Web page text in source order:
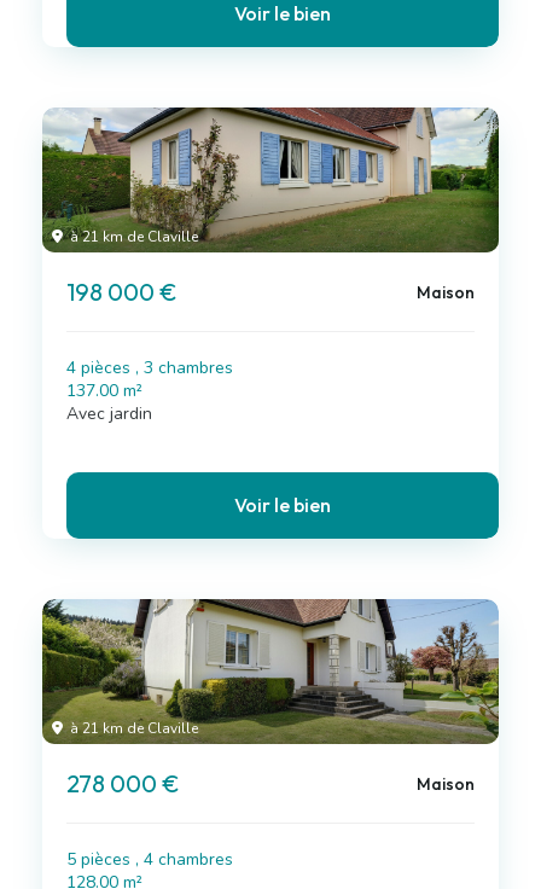
Voir le bien
à 21 km de Claville
198 000 € Maison
4 pièces , 3 chambres
137.00 m²
Avec jardin
Voir le bien
à 21 km de Claville
278 000 € Maison
5 pièces , 4 chambres
128.00 m²